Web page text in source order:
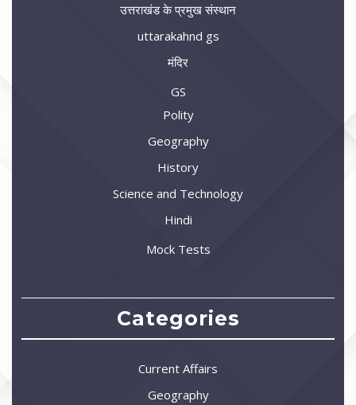
उत्तराखंड के प्रमुख संस्थान
uttarakahnd gs
मंदिर
GS
Polity
Geography
History
Science and Technology
Hindi
Mock Tests
Categories
Current Affairs
Geography